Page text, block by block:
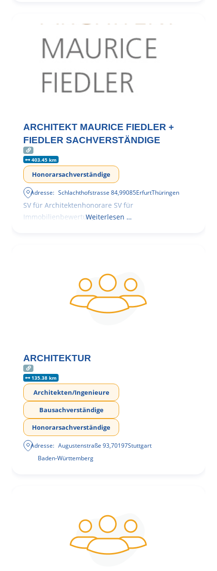
ARCHITEKT MAURICE FIEDLER +
FIEDLER SACHVERSTÄNDIGE
403.45 km
Honorarsachverständige
Adresse: Schlachthofstrasse 84,99085ErfurtThüringen
SV für Architektenhonorare SV für
ImmobilienbewertungWeiterlesen …
ARCHITEKTUR
135.38 km
Architekten/Ingenieure
Bausachverständige
Honorarsachverständige
Adresse: Augustenstraße 93,70197Stuttgart
Baden-Württemberg